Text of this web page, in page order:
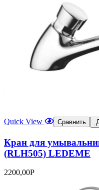
Quick View Сравнить
Кран для
(RLH505) LEDEME
2200,00Р